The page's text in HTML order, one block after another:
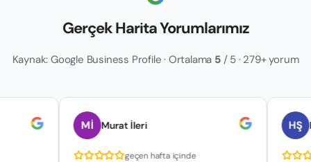
Gerçek Harita Yorumlarımız
Kaynak: Google Business Profile · Ortalama 5/ 5 · 279+ yorum
Murat İleri
geçen hafta içinde
hakan